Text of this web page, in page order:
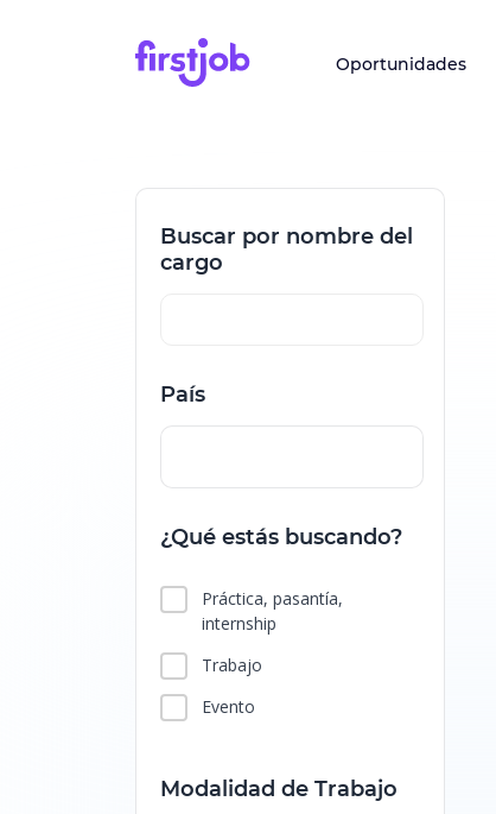
Oportunidades
Buscar por nombre del
cargo
País
¿Qué estás buscando?
Práctica, pasantía,
internship
Trabajo
Evento
Modalidad de Trabajo